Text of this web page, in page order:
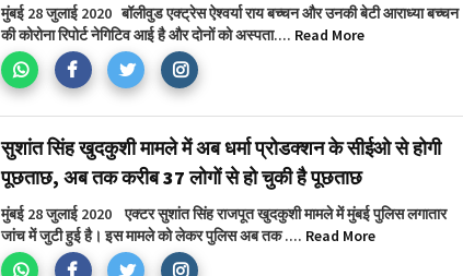
मुंबई 28 जुलाई 2020 बॉलीवुड एक्ट्रेस ऐश्वर्या राय बच्चन और उनकी बेटी आराध्या बच्चन
की कोरोना रिपोर्ट नेगिटिव आई है और दोनों को अस्पता.... Read More
सुशांत सिंह खुदकुशी मामले में अब धर्मा प्रोडक्शन के सीईओ से होगी
पूछताछ, अब तक करीब 37 लोगों से हो चुकी है पूछताछ
मुंबई 28 जुलाई 2020 एक्टर सुशांत सिंह राजपूत खुदकुशी मामले में मुंबई पुलिस लगातार
जांच में जुटी हुई है। इस मामले को लेकर पुलिस अब तक .... Read More